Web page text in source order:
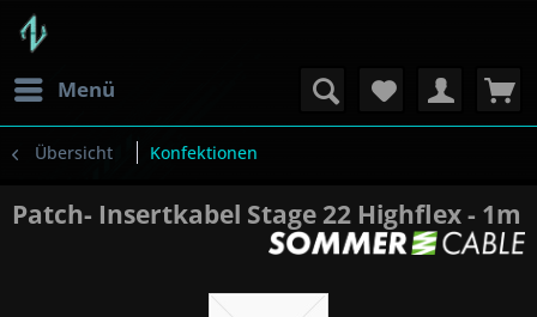
Menü
Übersicht Konfektionen
Patch- Insertkabel Stage 22 Highflex - 1m